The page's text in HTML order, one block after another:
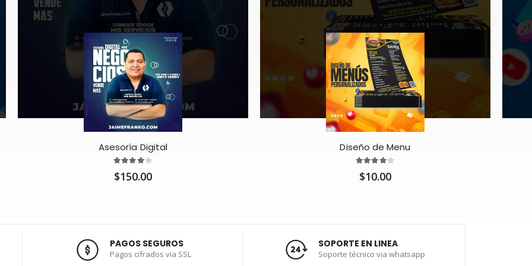
Asesoría Digital
$150.00
Diseño de Menu
$10.00
PAGOS SEGUROS
Pagos cifrados via SSL
SOPORTE EN LINEA
Soporte técnico via whatsapp